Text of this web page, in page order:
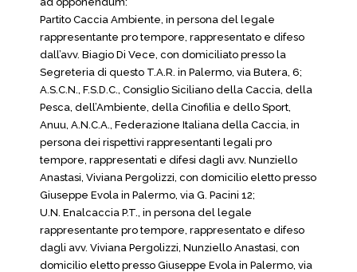
Partito Caccia Ambiente, in persona del legale
rappresentante pro tempore, rappresentato e difeso
dall’avv. Biagio Di Vece, con domiciliato presso la
Segreteria di questo T.A.R. in Palermo, via Butera, 6;
A.S.C.N., F.S.D.C., Consiglio Siciliano della Caccia, della
Pesca, dell’Ambiente, della Cinofilia e dello Sport,
Anuu, A.N.C.A., Federazione Italiana della Caccia, in
persona dei rispettivi rappresentanti legali pro
tempore, rappresentati e difesi dagli avv. Nunziello
Anastasi, Viviana Pergolizzi, con domicilio eletto presso
Giuseppe Evola in Palermo, via G. Pacini 12;
U.N. Enalcaccia P.T., in persona del legale
rappresentante pro tempore, rappresentato e difeso
dagli avv. Viviana Pergolizzi, Nunziello Anastasi, con
domicilio eletto presso Giuseppe Evola in Palermo, via